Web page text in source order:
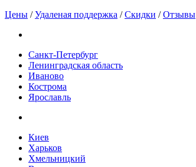
Цены /Удаленая поддержка /Скидки /Отзывы
Санкт-Петербург
Ленинградская область
Иваново
Кострома
Ярославль
Киев
Харьков
Хмельницкий